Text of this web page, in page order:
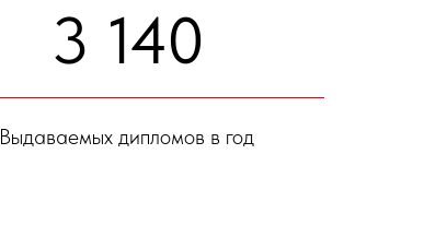
3 140
Выдаваемых дипломов в год